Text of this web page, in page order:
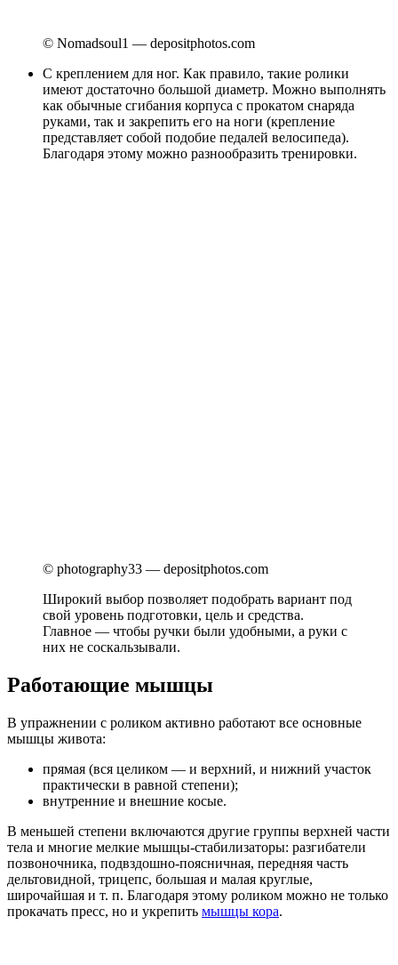
© Nomadsoul1 — depositphotos.com
С креплением для ног. Как правило, такие ролики
имеют достаточно большой диаметр. Можно выполнять
как обычные сгибания корпуса с прокатом снаряда
руками, так и закрепить его на ноги (крепление
представляет собой подобие педалей велосипеда).
Благодаря этому можно разнообразить тренировки.
© photography33 — depositphotos.com
Широкий выбор позволяет подобрать вариант под
свой уровень подготовки, цель и средства.
Главное — чтобы ручки были удобными, а руки с
них не соскальзывали.
Работающие мышцы
В упражнении с роликом активно работают все основные
мышцы живота:
прямая (вся целиком — и верхний, и нижний участок
практически в равной степени);
внутренние и внешние косые.
В меньшей степени включаются другие группы верхней части
тела и многие мелкие мышцы-стабилизаторы: разгибатели
позвоночника, подвздошно-поясничная, передняя часть
дельтовидной, трицепс, большая и малая круглые,
широчайшая и т. п. Благодаря этому роликом можно не только
прокачать пресс, но и укрепить мышцы кора.